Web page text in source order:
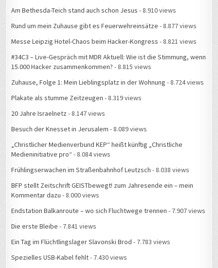
Am Bethesda-Teich stand auch schon Jesus - 8.910 views
Rund um mein Zuhause gibt es Feuerwehreinsätze - 8.877 views
Messe Leipzig Hotel-Chaos beim Hacker-Kongress - 8.821 views
#34C3 – Live-Gespräch mit MDR Aktuell: Wie ist die Stimmung, wenn
15.000 Hacker zusammenkommen? - 8.815 views
Zuhause, Folge 1: Mein Lieblingsplatz in der Wohnung - 8.724 views
Plakate als stumme Zeitzeugen - 8.319 views
20 Jahre Israelnetz - 8.147 views
Besuch der Knesset in Jerusalem - 8.089 views
„Christlicher Medienverbund KEP“ heißt künftig „Christliche
Medieninitiative pro“ - 8.084 views
Frühlingserwachen im Straßenbahnhof Leutzsch - 8.038 views
BFP stellt Zeitschrift GEISTbewegt! zum Jahresende ein – mein
Kommentar dazu - 8.000 views
Endstation Balkanroute – wo sich Fluchtwege trennen - 7.907 views
Die erste Bleibe - 7.841 views
Ein Tag im Flüchtlingslager Slavonski Brod - 7.783 views
Spezielles USB-Kabel fehlt- 7.430 views